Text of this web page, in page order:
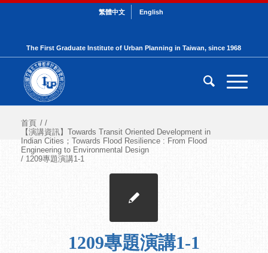
繁體中文 English
The First Graduate Institute of Urban Planning in Taiwan, since 1968
首頁 / /
【演講資訊】Towards Transit Oriented Development in
Indian Cities；Towards Flood Resilience : From Flood
Engineering to Environmental Design
/ 1209專題演講1-1
1209專題演講1-1